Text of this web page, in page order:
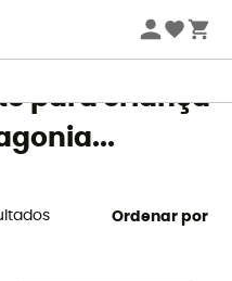
a partir de 2 produtos*
para criança
Ordenar por